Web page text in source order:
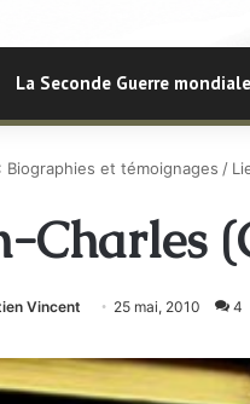
La Seconde Guerre mondiale
Biographies et témoignages /
Charles
Vincent 25 mai, 2010 4